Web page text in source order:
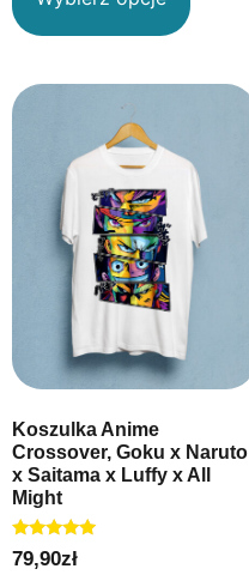
Koszulka Anime
Crossover, Goku x Naruto
x Saitama x Luffy x All
Might
Oceniono
5.00
79,90zł